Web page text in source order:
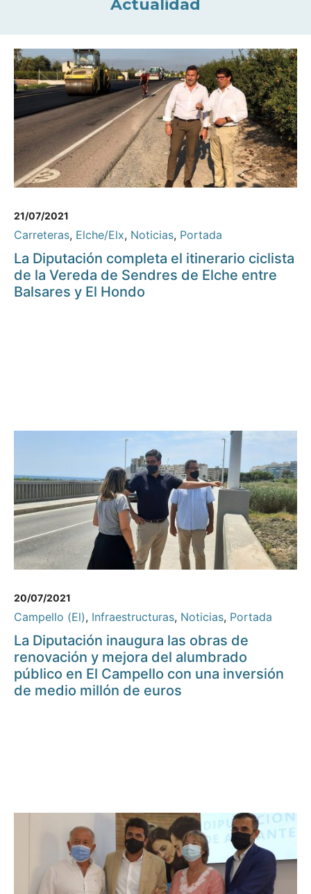
Actualidad
21/07/2021
Carreteras, Elche/Elx, Noticias, Portada
La Diputación completa el itinerario ciclista
de la Vereda de Sendres de Elche entre
Balsares y El Hondo
20/07/2021
Campello (El), Infraestructuras, Noticias, Portada
La Diputación inaugura las obras de
renovación y mejora del alumbrado
público en El Campello con una inversión
de medio millón de euros